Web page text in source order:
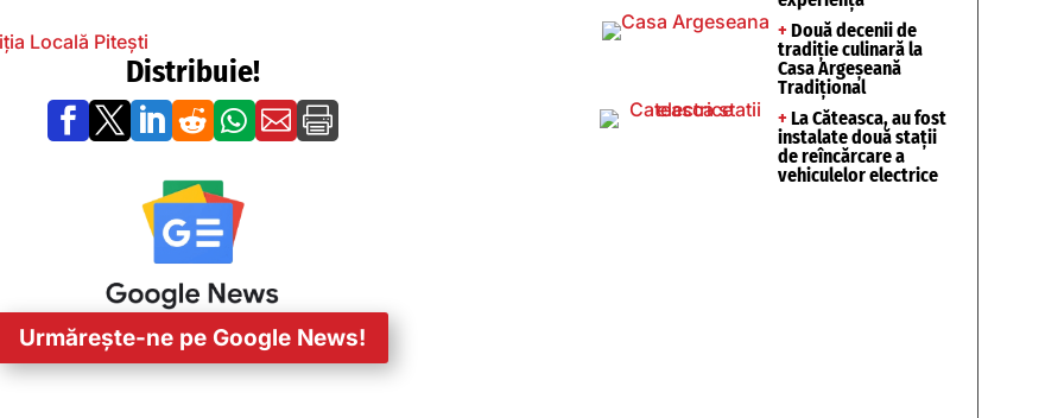
Locală Pitești
Distribuie!
      
Urmărește-ne pe Google News!
+ Două decenii de
tradiție culinară la
Casa Argeșeană
Tradițional
+ La Căteasca, au fost
instalate două stații
de reîncărcare a
vehiculelor electrice